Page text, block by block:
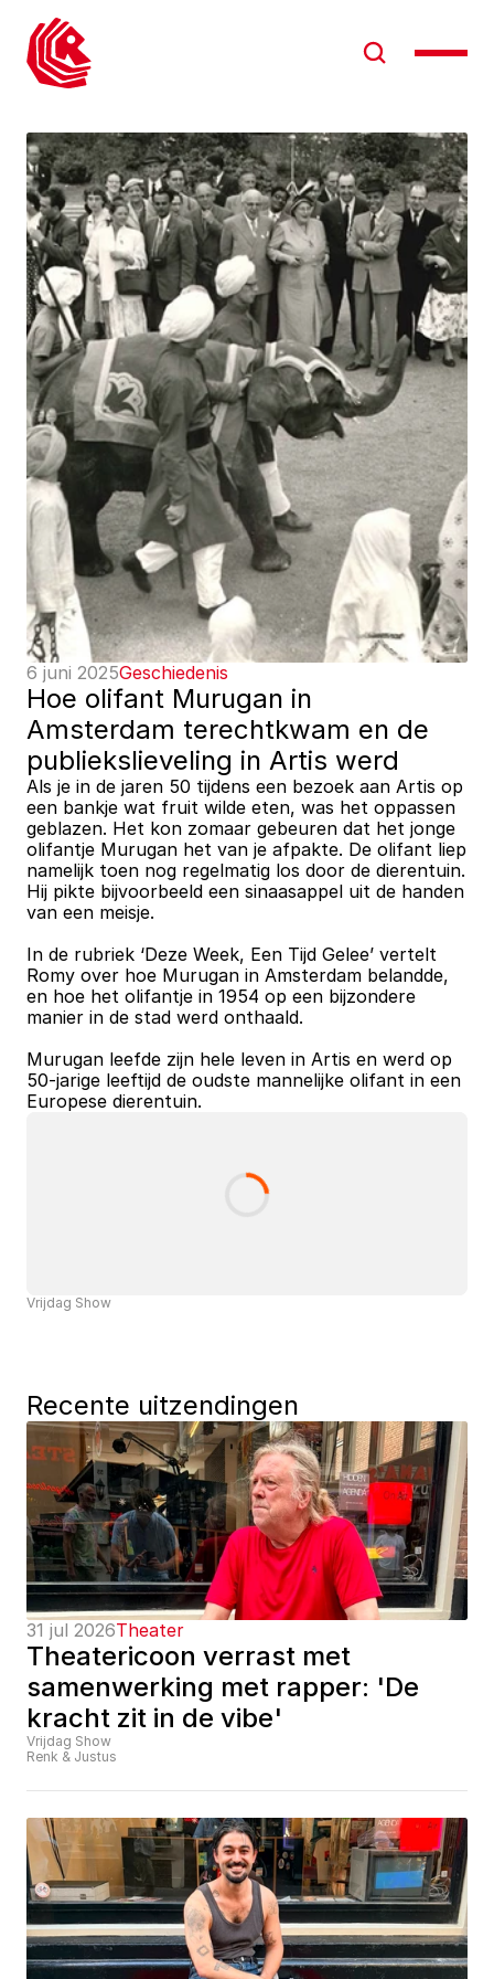
6 juni 2025Geschiedenis
Hoe olifant Murugan in
Amsterdam terechtkwam en de
publiekslieveling in Artis werd
Als je in de jaren 50 tijdens een bezoek aan Artis op
een bankje wat fruit wilde eten, was het oppassen
geblazen. Het kon zomaar gebeuren dat het jonge
olifantje Murugan het van je afpakte. De olifant liep
namelijk toen nog regelmatig los door de dierentuin.
Hij pikte bijvoorbeeld een sinaasappel uit de handen
van een meisje.
In de rubriek ‘Deze Week, Een Tijd Gelee’ vertelt
Romy over hoe Murugan in Amsterdam belandde,
en hoe het olifantje in 1954 op een bijzondere
manier in de stad werd onthaald.
Murugan leefde zijn hele leven in Artis en werd op
50-jarige leeftijd de oudste mannelijke olifant in een
Europese dierentuin.
Vrijdag Show
Recente uitzendingen
31 jul 2026Theater
Theatericoon verrast met
samenwerking met rapper: 'De
kracht zit in de vibe'
Vrijdag Show
Renk & Justus